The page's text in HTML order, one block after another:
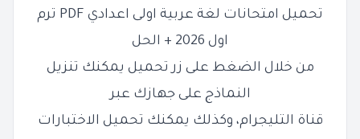
تحميل امتحانات لغة عربية اولى اعدادي PDF ترم
اول 2026 + الحل
من خلال الضغط على زر تحميل يمكنك تنزيل
النماذج على جهازك عبر
قناة التليجرام، وكذلك يمكنك تحميل الاختبارات